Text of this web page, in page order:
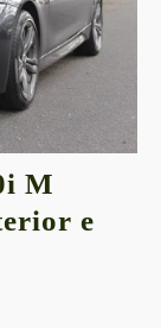
M
e